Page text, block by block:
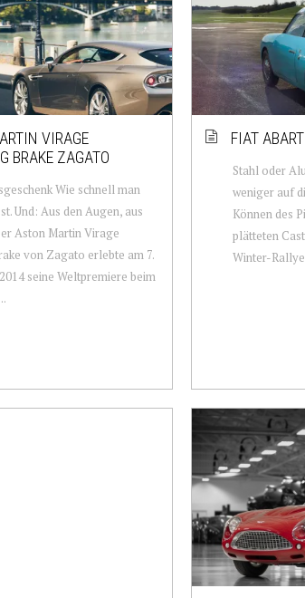
VIRAGE
BRAKE ZAGATO
Wie schnell man
Und: Aus den Augen, aus
Aston Martin Virage
von Zagato erlebte am 7.
seine Weltpremiere beim
FIAT
Stahl oder
weniger auf
Können des
plätteten
Winter-